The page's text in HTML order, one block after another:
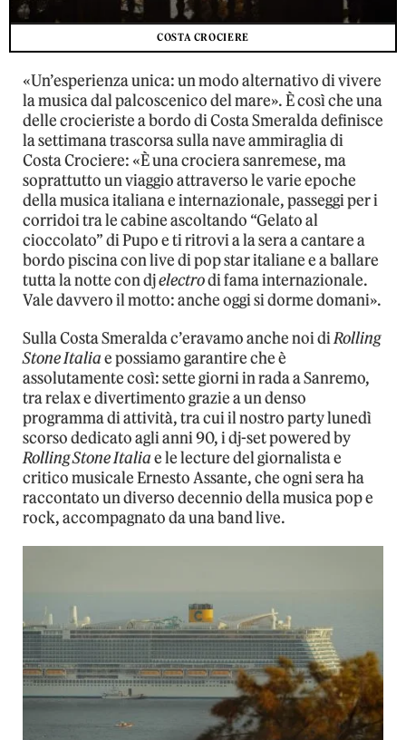
COSTA CROCIERE
«Un’esperienza unica: un modo alternativo di vivere
la musica dal palcoscenico del mare». È così che una
delle crocieriste a bordo di Costa Smeralda definisce
la settimana trascorsa sulla nave ammiraglia di
Costa Crociere: «È una crociera sanremese, ma
soprattutto un viaggio attraverso le varie epoche
della musica italiana e internazionale, passeggi per i
corridoi tra le cabine ascoltando “Gelato al
cioccolato” di Pupo e ti ritrovi a la sera a cantare a
bordo piscina con live di pop star italiane e a ballare
tutta la notte con djelectrodi fama internazionale.
Vale davvero il motto: anche oggi si dorme domani».
Sulla Costa Smeralda c’eravamo anche noi diRolling
Stone Italiae possiamo garantire che è
assolutamente così: sette giorni in rada a Sanremo,
tra relax e divertimento grazie a un denso
programma di attività, tra cui il nostro party lunedì
scorso dedicato agli anni 90, i dj-set powered by
Rolling Stone Italiae le lecture del giornalista e
critico musicale Ernesto Assante, che ogni sera ha
raccontato un diverso decennio della musica pop e
rock, accompagnato da una band live.